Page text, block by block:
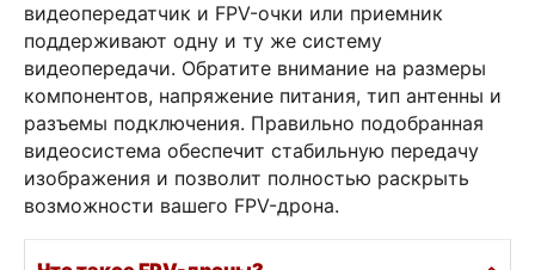
видеопередатчик и FPV-очки или приемник
поддерживают одну и ту же систему
видеопередачи. Обратите внимание на размеры
компонентов, напряжение питания, тип антенны и
разъемы подключения. Правильно подобранная
видеосистема обеспечит стабильную передачу
изображения и позволит полностью раскрыть
возможности вашего FPV-дрона.